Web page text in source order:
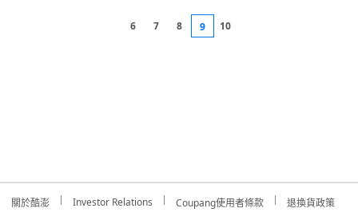
6 7 8 9 10
關於酷澎 Investor Relations Coupang使用者條款 退換貨政策